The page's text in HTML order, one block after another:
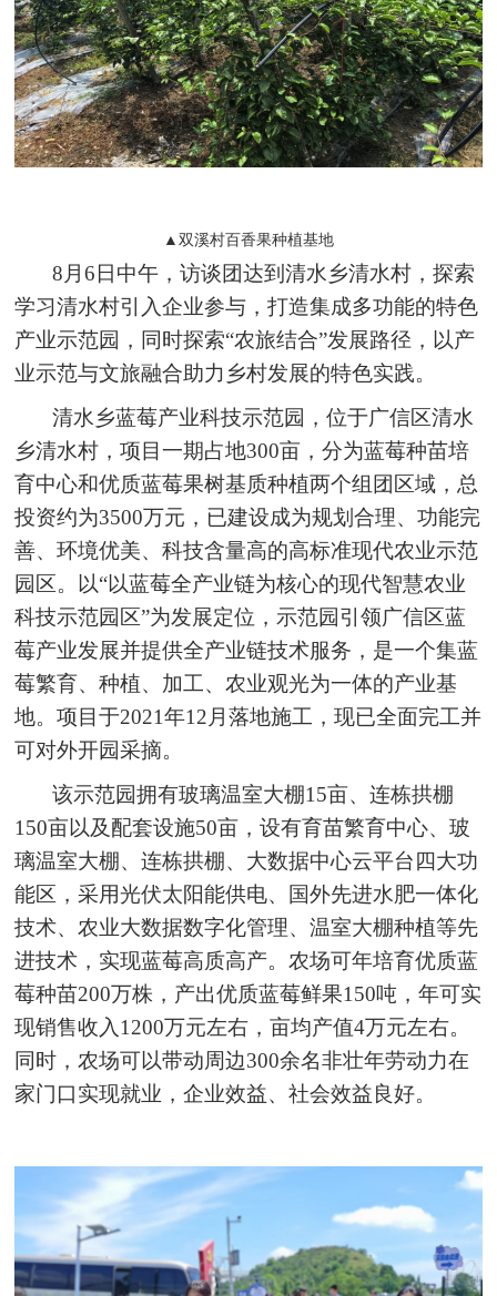
▲双溪村百香果种植基地
8月6日中午，访谈团达到清水乡清水村，探索
学习清水村引入企业参与，打造集成多功能的特色
产业示范园，同时探索“农旅结合”发展路径，以产
业示范与文旅融合助力乡村发展的特色实践。
清水乡蓝莓产业科技示范园，位于广信区清水
乡清水村，项目一期占地300亩，分为蓝莓种苗培
育中心和优质蓝莓果树基质种植两个组团区域，总
投资约为3500万元，已建设成为规划合理、功能完
善、环境优美、科技含量高的高标准现代农业示范
园区。以“以蓝莓全产业链为核心的现代智慧农业
科技示范园区”为发展定位，示范园引领广信区蓝
莓产业发展并提供全产业链技术服务，是一个集蓝
莓繁育、种植、加工、农业观光为一体的产业基
地。项目于2021年12月落地施工，现已全面完工并
可对外开园采摘。
该示范园拥有玻璃温室大棚15亩、连栋拱棚
150亩以及配套设施50亩，设有育苗繁育中心、玻
璃温室大棚、连栋拱棚、大数据中心云平台四大功
能区，采用光伏太阳能供电、国外先进水肥一体化
技术、农业大数据数字化管理、温室大棚种植等先
进技术，实现蓝莓高质高产。农场可年培育优质蓝
莓种苗200万株，产出优质蓝莓鲜果150吨，年可实
现销售收入1200万元左右，亩均产值4万元左右。
同时，农场可以带动周边300余名非壮年劳动力在
家门口实现就业，企业效益、社会效益良好。